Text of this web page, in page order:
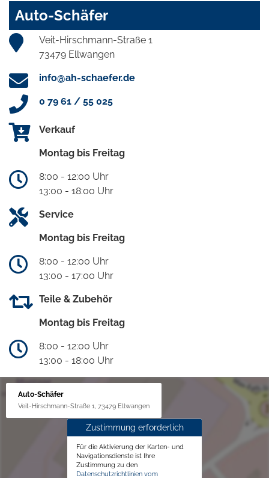
Auto-Schäfer
Veit-Hirschmann-Straße 1
73479 Ellwangen
info@ah-schaefer.de
0 79 61 / 55 025
Verkauf
Montag bis Freitag
8:00 - 12:00 Uhr
13:00 - 18:00 Uhr
Service
Montag bis Freitag
8:00 - 12:00 Uhr
13:00 - 17:00 Uhr
Teile & Zubehör
Montag bis Freitag
8:00 - 12:00 Uhr
13:00 - 18:00 Uhr
Auto-Schäfer
Veit-Hirschmann-Straße 1, 73479 Ellwangen
Zustimmung erforderlich
Für die Aktivierung der Karten- und
Navigationsdienste ist Ihre
Zustimmung zu den
Datenschutzrichtlinien vom